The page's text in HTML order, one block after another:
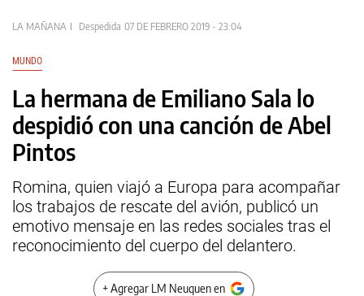
LA MAÑANA Despedida 07 DE FEBRERO 2019 - 23:04
MUNDO
La hermana de Emiliano Sala lo
despidió con una canción de Abel
Pintos
Romina, quien viajó a Europa para acompañar
los trabajos de rescate del avión, publicó un
emotivo mensaje en las redes sociales tras el
reconocimiento del cuerpo del delantero.
+ Agregar LM Neuquen en